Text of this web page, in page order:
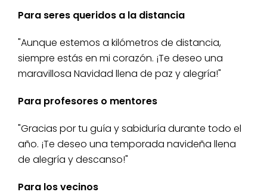
Para seres queridos a la distancia
"Aunque estemos a kilómetros de distancia,
siempre estás en mi corazón. ¡Te deseo una
maravillosa Navidad llena de paz y alegría!"
Para profesores o mentores
"Gracias por tu guía y sabiduría durante todo el
año. ¡Te deseo una temporada navideña llena
de alegría y descanso!"
Para los vecinos